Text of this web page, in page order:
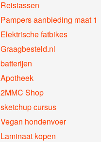
Reistassen
Pampers aanbieding maat 1
Elektrische fatbikes
Graagbesteld.nl
batterijen
Apotheek
2MMC Shop
sketchup cursus
Vegan hondenvoer
Laminaat kopen